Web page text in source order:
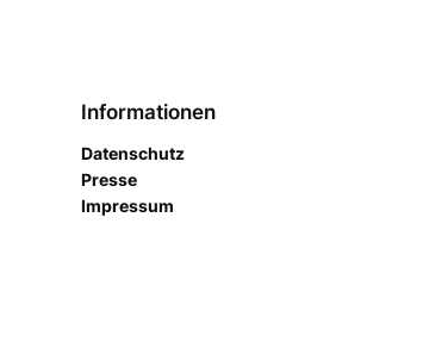
Informationen
Datenschutz
Presse
Impressum